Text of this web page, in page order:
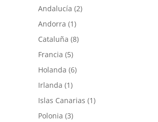
Andalucía (2)
Andorra (1)
Cataluña (8)
Francia (5)
Holanda (6)
Irlanda (1)
Islas Canarias (1)
Polonia (3)